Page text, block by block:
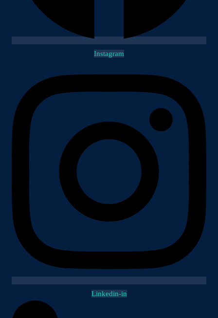
Instagram
Linkedin-in